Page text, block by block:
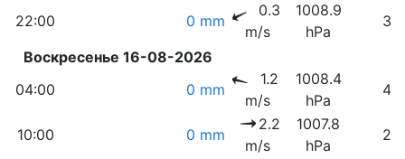
22:00 0 mm
0.3
m/s
1008.9
hPa
Воскресенье 16-08-2026
04:00
0 mm
1.2
m/s
1008.4
hPa
10:00 0 mm
2.2
m/s
1007.8
hPa